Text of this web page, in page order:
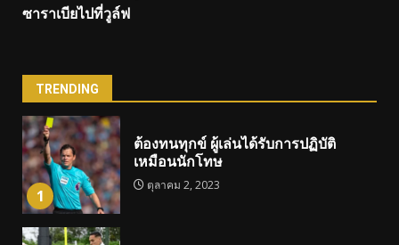
ซาราเบียไปที่วูล์ฟ
TRENDING
1
ต้องทนทุกข์ ผู้เล่นได้รับการปฏิบัติ
เหมือนนักโทษ
ตุลาคม 2, 2023